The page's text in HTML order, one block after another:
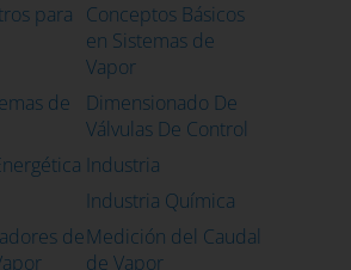
para Conceptos Básicos
en Sistemas de
Vapor
de
Dimensionado De
Válvulas De Control
Industria
Industria Química
deMedición del Caudal
de Vapor